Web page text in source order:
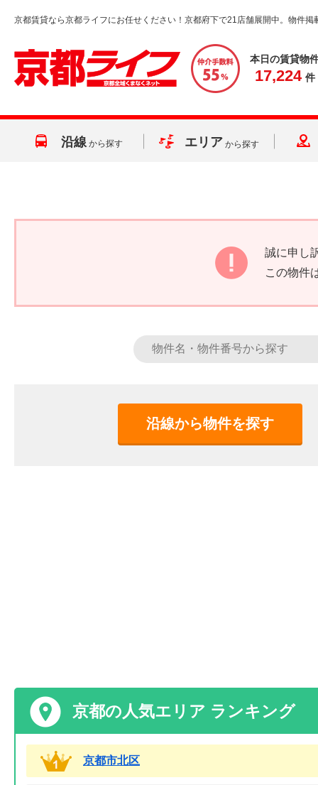
京都賃貸なら京都ライフにお任せください！京都府下で21店舗展開中。物件掲
本日の賃貸物
17,224 件
沿線 から探す エリア から探す
誠に申し
この物件
沿線から物件を探す
京都の人気エリア ランキング
京都市北区